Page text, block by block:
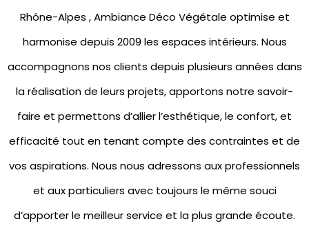
Rhône-Alpes , Ambiance Déco Végétale optimise et
harmonise depuis 2009 les espaces intérieurs. Nous
accompagnons nos clients depuis plusieurs années dans
la réalisation de leurs projets, apportons notre savoir-
faire et permettons d’allier l’esthétique, le confort, et
efficacité tout en tenant compte des contraintes et de
vos aspirations. Nous nous adressons aux professionnels
et aux particuliers avec toujours le même souci
d’apporter le meilleur service et la plus grande écoute.